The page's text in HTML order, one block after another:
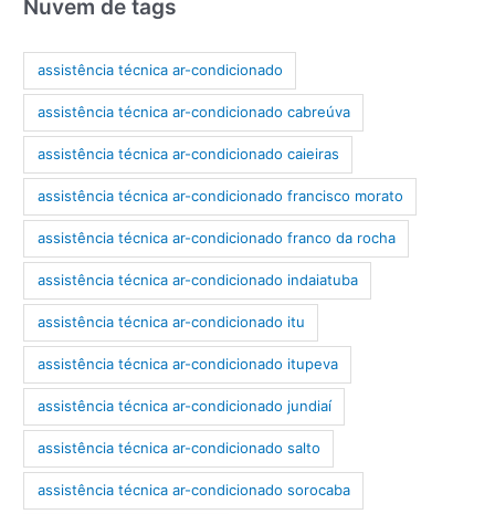
Nuvem de tags
assistência técnica ar-condicionado
assistência técnica ar-condicionado cabreúva
assistência técnica ar-condicionado caieiras
assistência técnica ar-condicionado francisco morato
assistência técnica ar-condicionado franco da rocha
assistência técnica ar-condicionado indaiatuba
assistência técnica ar-condicionado itu
assistência técnica ar-condicionado itupeva
assistência técnica ar-condicionado jundiaí
assistência técnica ar-condicionado salto
assistência técnica ar-condicionado sorocaba